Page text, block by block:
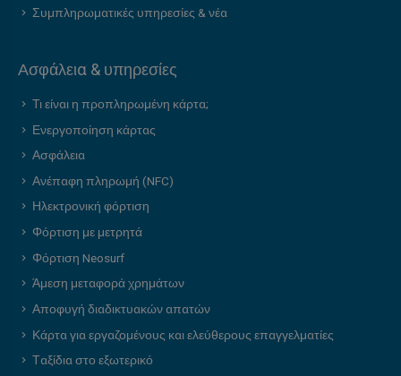
Συμπληρωματικές υπηρεσίες & νέα
Ασφάλεια & υπηρεσίες
Τι είναι η προπληρωμένη κάρτα;
Ενεργοποίηση κάρτας
Ασφάλεια
Ανέπαφη πληρωμή (NFC)
Ηλεκτρονική φόρτιση
Φόρτιση με μετρητά
Φόρτιση Neosurf
Άμεση μεταφορά χρημάτων
Αποφυγή διαδικτυακών απατών
Κάρτα για εργαζομένους και ελεύθερους επαγγελματίες
Ταξίδια στο εξωτερικό